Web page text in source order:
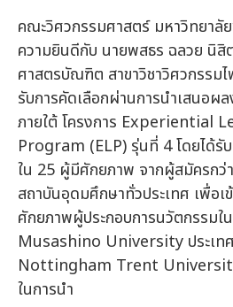
คณะวิศวกรรมศาสตร์ มหาวิทยาลั
ความยินดีกับ นายพสธร ฉลวย นิสิ
ศาสตรบัณฑิต สาขาวิชาวิศวกรรม
รับการคัดเลือกผ่านการนำเสนอผล
ภายใต้ โครงการ Experiential
Program (ELP) รุ่นที่ 4 โดยได้รั
ใน 25 ผู้มีศักยภาพ จากผู้สมัครกว่
สถาบันอุดมศึกษาทั่วประเทศ เพื่อ
ศักยภาพผู้ประกอบการนวัตกรรมใ
Musashino University ประเท
Nottingham Trent
ในการนำ